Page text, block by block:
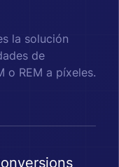
la solución
de
o REM a píxeles.